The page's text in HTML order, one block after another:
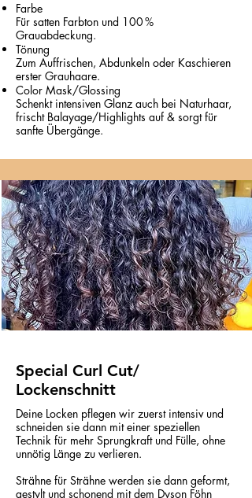
Farbe
Für satten Farbton und 100 %
Grauabdeckung.
Tönung
Zum Auffrischen, Abdunkeln oder Kaschieren
erster Grauhaare.
Color Mask/Glossing
Schenkt intensiven Glanz auch bei Naturhaar,
frischt Balayage/Highlights auf & sorgt für
sanfte Übergänge.
Special Curl Cut/
Lockenschnitt
Deine Locken pflegen wir zuerst intensiv und
schneiden sie dann mit einer speziellen
Technik für mehr Sprungkraft und Fülle, ohne
unnötig Länge zu verlieren.
Strähne für Strähne werden sie dann geformt,
gestylt und schonend mit dem Dyson Föhn